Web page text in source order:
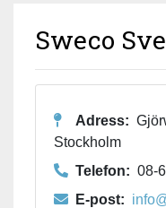
Sweco
Adress:
Stockholm
Telefon: 08-
E-post: